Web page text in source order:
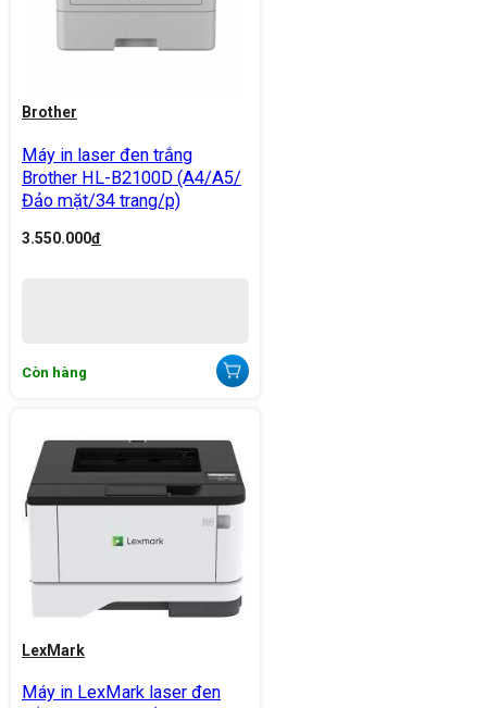
Brother
Máy in laser đen trắng
Brother HL-B2100D (A4/A5/
Đảo mặt/34 trang/p)
3.550.000đ
Còn hàng
LexMark
Máy in LexMark laser đen